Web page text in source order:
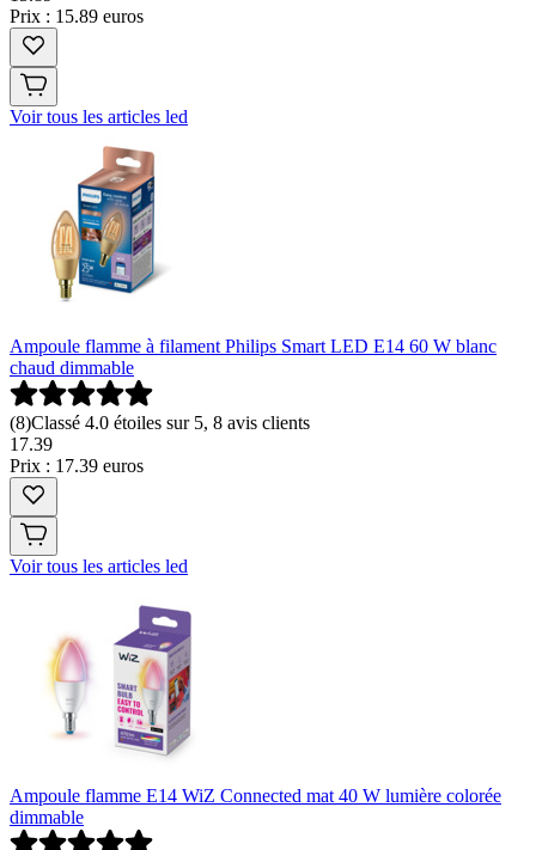
Prix : 15.89 euros
Voir tous les articles led
Ampoule flamme à filament Philips Smart LED E14 60 W blanc
chaud dimmable
(8)Classé 4.0 étoiles sur 5, 8 avis clients
17.39
Prix : 17.39 euros
Voir tous les articles led
Ampoule flamme E14 WiZ Connected mat 40 W lumière colorée
dimmable